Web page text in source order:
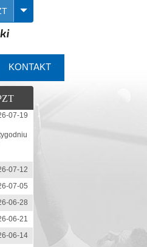
KONTAKT
07-19
07-12
07-05
06-28
06-21
06-14